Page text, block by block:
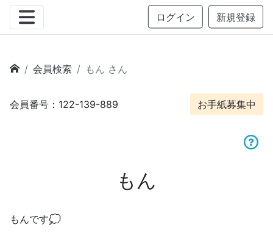
ログイン 新規登録
会員検索 もん さん
会員番号：122-139-889 お手紙募集中
もん
もんです💭